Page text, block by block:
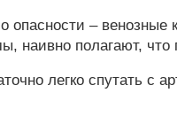
опасности – венозные
наивно полагают,
легко спутать с